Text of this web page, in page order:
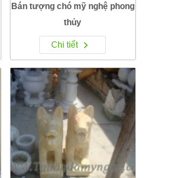
Bán tượng chó mỹ nghệ phong
thủy
Chi tiết